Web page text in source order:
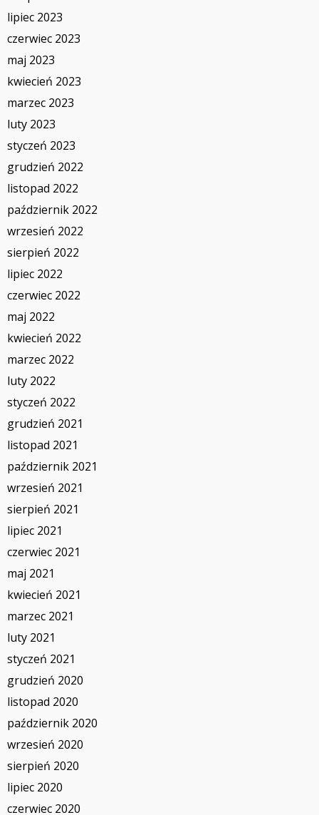
lipiec 2023
czerwiec 2023
maj 2023
kwiecień 2023
marzec 2023
luty 2023
styczeń 2023
grudzień 2022
listopad 2022
październik 2022
wrzesień 2022
sierpień 2022
lipiec 2022
czerwiec 2022
maj 2022
kwiecień 2022
marzec 2022
luty 2022
styczeń 2022
grudzień 2021
listopad 2021
październik 2021
wrzesień 2021
sierpień 2021
lipiec 2021
czerwiec 2021
maj 2021
kwiecień 2021
marzec 2021
luty 2021
styczeń 2021
grudzień 2020
listopad 2020
październik 2020
wrzesień 2020
sierpień 2020
lipiec 2020
czerwiec 2020